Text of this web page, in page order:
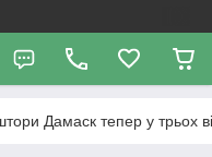
Дамаск тепер у трьох